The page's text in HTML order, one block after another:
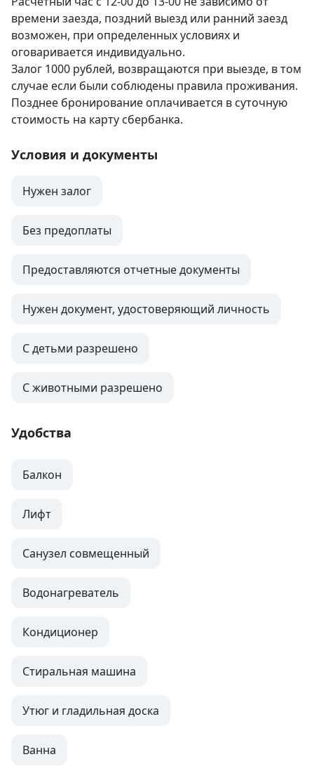
времени заезда, поздний выезд или ранний заезд
возможен, при определенных условиях и
оговаривается индивидуально.
Залог 1000 рублей, возвращаются при выезде, в том
случае если были соблюдены правила проживания.
Позднее бронирование оплачивается в суточную
стоимость на карту сбербанка.
Условия и документы
Нужен залог
Без предоплаты
Предоставляются отчетные документы
Нужен документ, удостоверяющий личность
С детьми разрешено
С животными разрешено
Удобства
Балкон
Лифт
Санузел совмещенный
Водонагреватель
Кондиционер
Стиральная машина
Утюг и гладильная доска
Ванна